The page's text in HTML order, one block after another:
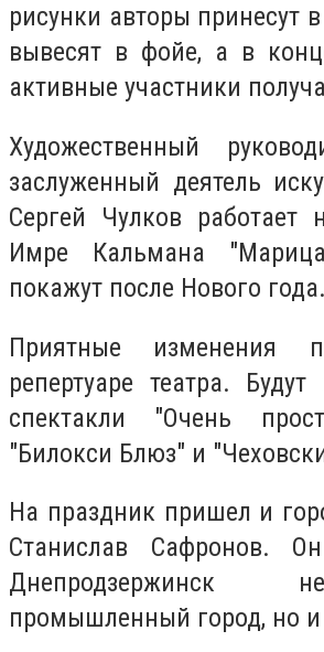
рисунки авторы принесут
вывесят в фойе, а в
активные участники
Художественный
заслуженный деятель
Сергей Чулков работает
Имре Кальмана
покажут после Нового года.
Приятные изменения
репертуаре театра. Будут
спектакли "Очень
"Билокси Блюз" и
На праздник пришел и
Станислав Сафронов.
Днепродзержинск
промышленный город, но и